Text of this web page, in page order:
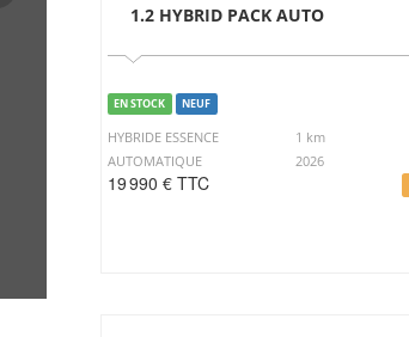
1.2 HYBRID PACK AUTO
EN STOCK NEUF
HYBRIDE ESSENCE
1 km
AUTOMATIQUE
2026
19 990 € TTC